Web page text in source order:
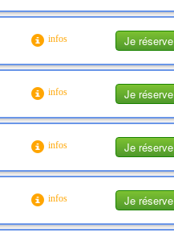
Je réserve
infos
Je réserve
infos
Je réserve
infos
Je réserve
infos